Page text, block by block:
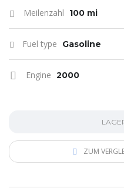
Meilenzahl 100 mi
Fuel type Gasoline
Engine 2000
ZUM